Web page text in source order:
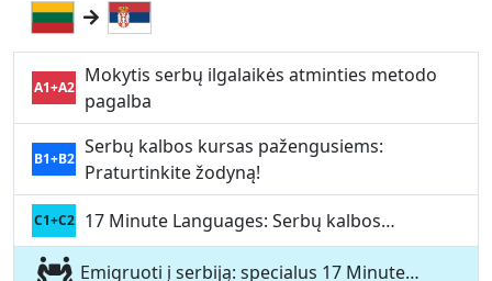
A1+A2
Mokytis serbų ilgalaikės atminties metodo
pagalba
B1+B2
Serbų kalbos kursas pažengusiems:
Praturtinkite žodyną!
C1+C2 17 Minute Languages: Serbų kalbos…
Emigruoti į serbiją: specialus 17 Minute…